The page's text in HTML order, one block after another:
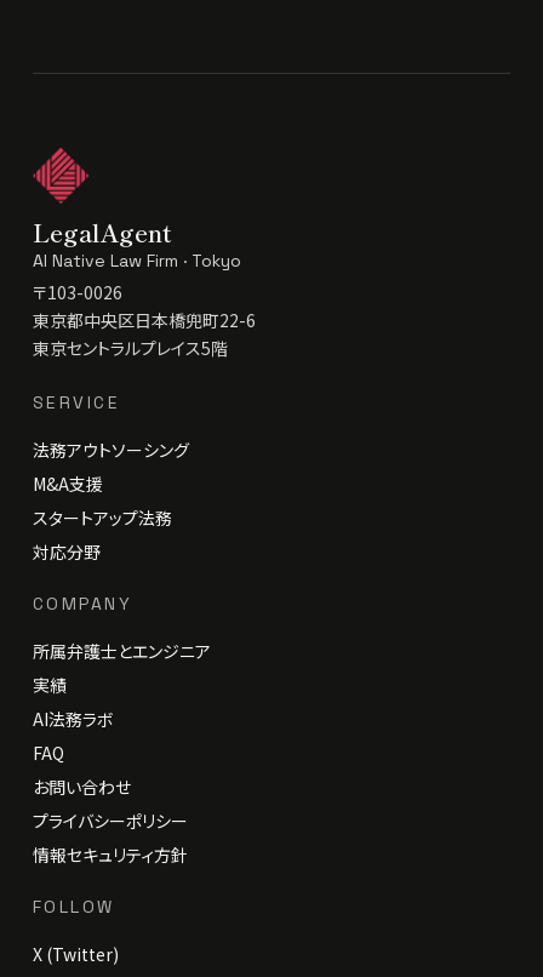
LegalAgent
AI Native Law Firm · Tokyo
〒103-0026
東京都中央区日本橋兜町22-6
東京セントラルプレイス5階
SERVICE
法務アウトソーシング
M&A支援
スタートアップ法務
対応分野
COMPANY
所属弁護士とエンジニア
実績
AI法務ラボ
FAQ
お問い合わせ
プライバシーポリシー
情報セキュリティ方針
FOLLOW
X (Twitter)